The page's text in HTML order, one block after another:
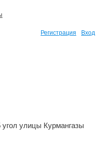
Регистрация Вход
угол улицы Курмангазы